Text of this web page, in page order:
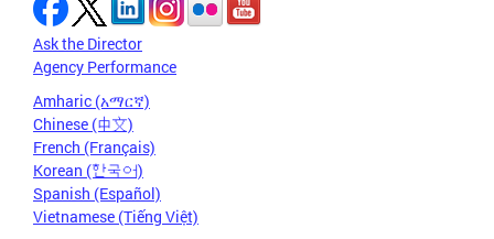
Ask the Director
Agency Performance
Amharic (አማርኛ)
Chinese (中文)
French (Français)
Korean (한국어)
Spanish (Español)
Vietnamese (Tiếng Việt)